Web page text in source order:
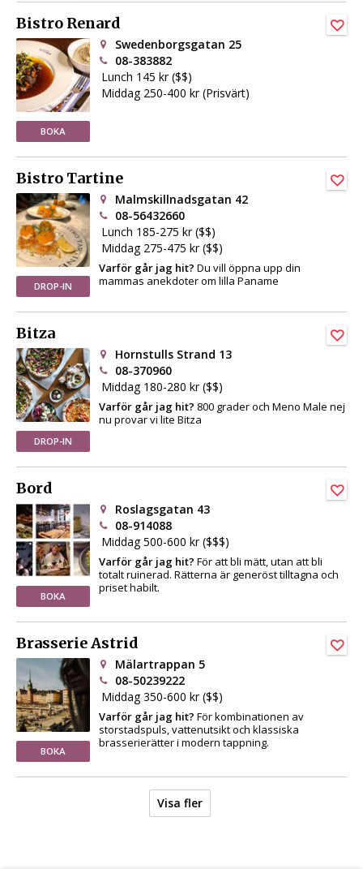
Bistro Renard
BOKA
Swedenborgsgatan 25
08-383882
Lunch 145 kr ($$)
Middag 250-400 kr (Prisvärt)
Bistro Tartine
DROP-IN
Malmskillnadsgatan 42
08-56432660
Lunch 185-275 kr ($$)
Middag 275-475 kr ($$)
Varför går jag hit? Du vill öppna upp din
mammas anekdoter om lilla Paname
Bitza
DROP-IN
Hornstulls Strand 13
08-370960
Middag 180-280 kr ($$)
Varför går jag hit? 800 grader och Meno Male nej
nu provar vi lite Bitza
Bord
BOKA
Roslagsgatan 43
08-914088
Middag 500-600 kr ($$$)
Varför går jag hit? För att bli mätt, utan att bli
totalt ruinerad. Rätterna är generöst tilltagna och
priset habilt.
Brasserie Astrid
BOKA
Mälartrappan 5
08-50239222
Middag 350-600 kr ($$)
Varför går jag hit? För kombinationen av
storstadspuls, vattenutsikt och klassiska
brasserierätter i modern tappning.
Visa fler